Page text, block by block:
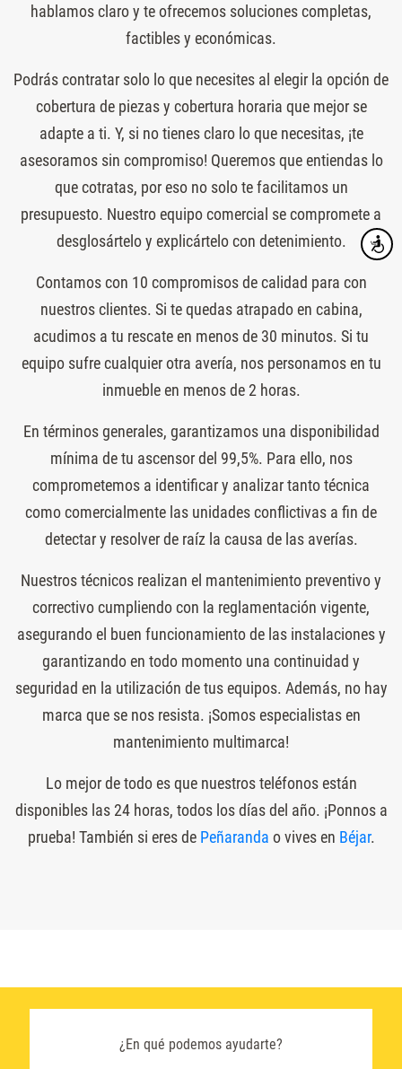
hablamos claro y te ofrecemos soluciones completas,
factibles y económicas.
Podrás contratar solo lo que necesites al elegir la opción de
cobertura de piezas y cobertura horaria que mejor se
adapte a ti. Y, si no tienes claro lo que necesitas, ¡te
asesoramos sin compromiso! Queremos que entiendas lo
que cotratas, por eso no solo te facilitamos un
presupuesto. Nuestro equipo comercial se compromete a
desglosártelo y explicártelo con detenimiento.
Contamos con 10 compromisos de calidad para con
nuestros clientes. Si te quedas atrapado en cabina,
acudimos a tu rescate en menos de 30 minutos. Si tu
equipo sufre cualquier otra avería, nos personamos en tu
inmueble en menos de 2 horas.
En términos generales, garantizamos una disponibilidad
mínima de tu ascensor del 99,5%. Para ello, nos
comprometemos a identificar y analizar tanto técnica
como comercialmente las unidades conflictivas a fin de
detectar y resolver de raíz la causa de las averías.
Nuestros técnicos realizan el mantenimiento preventivo y
correctivo cumpliendo con la reglamentación vigente,
asegurando el buen funcionamiento de las instalaciones y
garantizando en todo momento una continuidad y
seguridad en la utilización de tus equipos. Además, no hay
marca que se nos resista. ¡Somos especialistas en
mantenimiento multimarca!
Lo mejor de todo es que nuestros teléfonos están
disponibles las 24 horas, todos los días del año. ¡Ponnos a
prueba! También si eres de Peñaranda o vives en Béjar.
¿En qué podemos ayudarte?